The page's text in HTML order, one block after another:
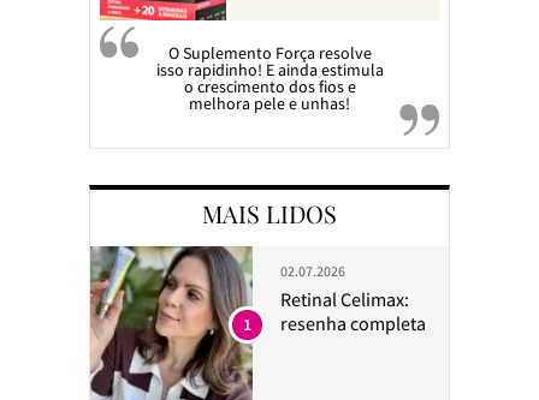
O Suplemento Força resolve
isso rapidinho! E ainda estimula
o crescimento dos fios e
melhora pele e unhas!
MAIS LIDOS
02.07.2026
Retinal Celimax:
resenha completa
1